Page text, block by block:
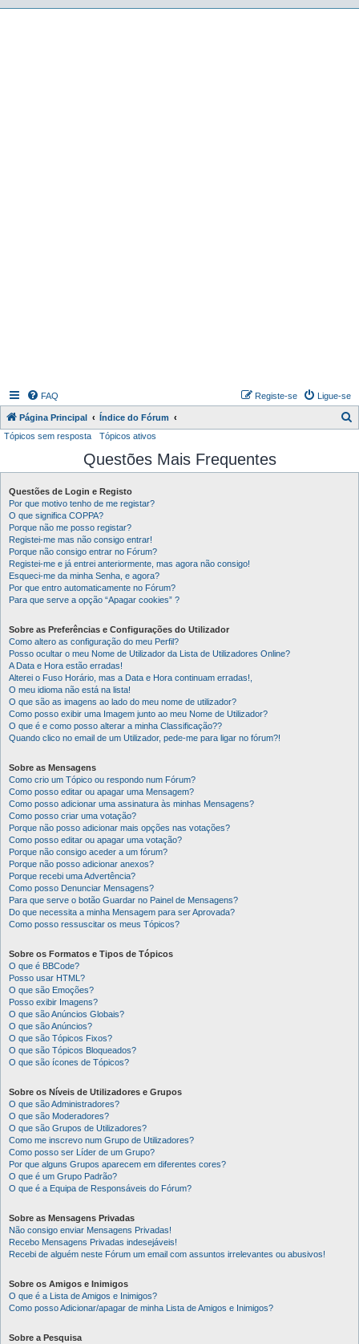
FAQ Ligue-se
Registe-se
Página Principal Índice do Fórum
q
Tópicos sem resposta Tópicos ativos
Questões Mais Frequentes
Questões de Login e Registo
Por que motivo tenho de me registar?
O que significa COPPA?
Porque não me posso registar?
Registei-me mas não consigo entrar!
Porque não consigo entrar no Fórum?
Registei-me e já entrei anteriormente, mas agora não consigo!
Esqueci-me da minha Senha, e agora?
Por que entro automaticamente no Fórum?
Para que serve a opção “Apagar cookies” ?
Sobre as Preferências e Configurações do Utilizador
Como altero as configuração do meu Perfil?
Posso ocultar o meu Nome de Utilizador da Lista de Utilizadores Online?
A Data e Hora estão erradas!
Alterei o Fuso Horário, mas a Data e Hora continuam erradas!,
O meu idioma não está na lista!
O que são as imagens ao lado do meu nome de utilizador?
Como posso exibir uma Imagem junto ao meu Nome de Utilizador?
O que é e como posso alterar a minha Classificação??
Quando clico no email de um Utilizador, pede-me para ligar no fórum?!
Sobre as Mensagens
Como crio um Tópico ou respondo num Fórum?
Como posso editar ou apagar uma Mensagem?
Como posso adicionar uma assinatura às minhas Mensagens?
Como posso criar uma votação?
Porque não posso adicionar mais opções nas votações?
Como posso editar ou apagar uma votação?
Porque não consigo aceder a um fórum?
Porque não posso adicionar anexos?
Porque recebi uma Advertência?
Como posso Denunciar Mensagens?
Para que serve o botão Guardar no Painel de Mensagens?
Do que necessita a minha Mensagem para ser Aprovada?
Como posso ressuscitar os meus Tópicos?
Sobre os Formatos e Tipos de Tópicos
O que é BBCode?
Posso usar HTML?
O que são Emoções?
Posso exibir Imagens?
O que são Anúncios Globais?
O que são Anúncios?
O que são Tópicos Fixos?
O que são Tópicos Bloqueados?
O que são ícones de Tópicos?
Sobre os Níveis de Utilizadores e Grupos
O que são Administradores?
O que são Moderadores?
O que são Grupos de Utilizadores?
Como me inscrevo num Grupo de Utilizadores?
Como posso ser Líder de um Grupo?
Por que alguns Grupos aparecem em diferentes cores?
O que é um Grupo Padrão?
O que é a Equipa de Responsáveis do Fórum?
Sobre as Mensagens Privadas
Não consigo enviar Mensagens Privadas!
Recebo Mensagens Privadas indesejáveis!
Recebi de alguém neste Fórum um email com assuntos irrelevantes ou abusivos!
Sobre os Amigos e Inimigos
O que é a Lista de Amigos e Inimigos?
Como posso Adicionar/apagar de minha Lista de Amigos e Inimigos?
Sobre a Pesquisa